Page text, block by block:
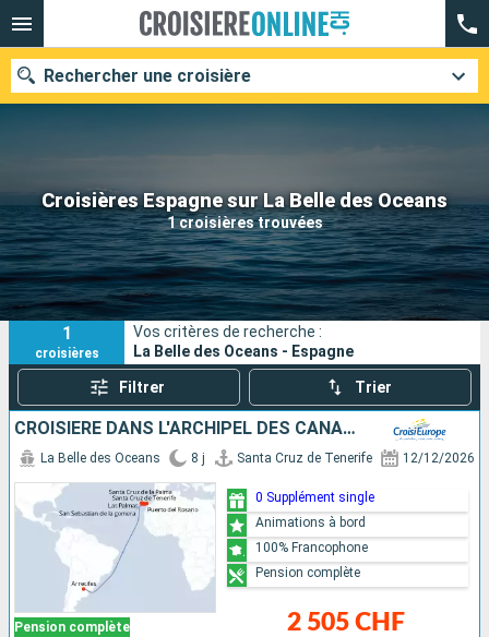
Croisières Espagne sur La Belle des Oceans
1 croisières trouvées
Rechercher une croisière
Nos destinations
Mois de départ
Ports Compagnies
Rechercher
1
croisières
Vos critères de recherche :
La Belle des Oceans - Espagne
Filtrer Trier
CROISIÈRE DANS L'ARCHIPEL DES CANARIES, LA DOUCEUR D'UN ÉTERNEL PRINTEMPS
Pension complète
La Belle des Oceans 8 j Santa Cruz de Tenerife 12/12/2026
2 505 CHF
0 Supplément single
Animations à bord
100% Francophone
Pension complète